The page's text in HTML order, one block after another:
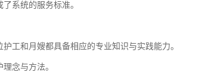
系统的服务标准。
工和月嫂都具备相应的专业知识与实践能力。
念与方法。